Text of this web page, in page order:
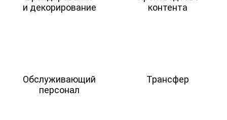
и декорирование
контента
Обслуживающий
персонал
Трансфер